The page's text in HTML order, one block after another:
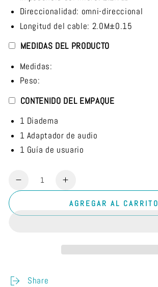
Direccionalidad: omni-direccional
Longitud del cable: 2.0M±0.15
MEDIDAS DEL PRODUCTO
Medidas:
Peso:
CONTENIDO DEL EMPAQUE
1 Diadema
1 Adaptador de audio
1 Guía de usuario
Reducir
RGB
Aumentar
cantidad
Gaming
AGREGAR AL CARRITO
Share